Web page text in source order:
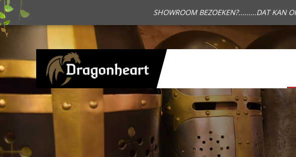
SHOWROOM BEZOEKEN?.........DAT KAN